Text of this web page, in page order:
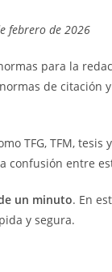
febrero de 2026
para la
de citación
TFG, TFM,
confusión entre
un minuto. En
y segura.